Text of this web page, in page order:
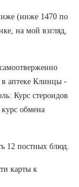
(ниже 1470 по
на мой взгляд,
в аптеке Клинцы -
Курс стероидов
обмена
12 постных блюд.
карты к